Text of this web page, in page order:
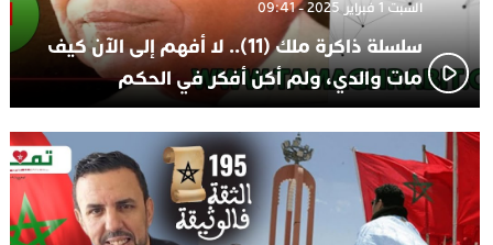
السبت 1 فبراير 2025 - 09:41
سلسلة ذاكرة ملك (11).. لا أفهم إلى الآن كيف
مات والدي، ولم أكن أفكر في الحكم